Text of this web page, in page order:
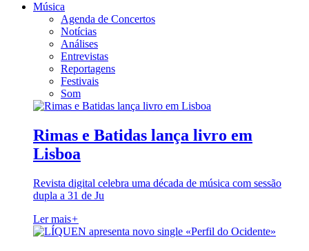
Música
Agenda de Concertos
Notícias
Análises
Entrevistas
Reportagens
Festivais
Som
Rimas e Batidas lança livro em
Lisboa
Revista digital celebra uma década de música com sessão
dupla a 31 de Ju
Ler mais+